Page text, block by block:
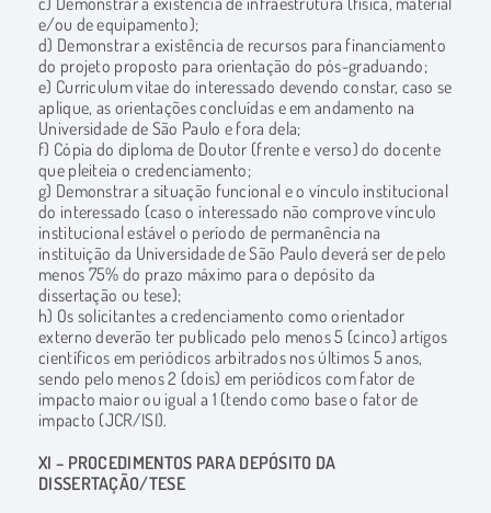
e/ou de equipamento);
d) Demonstrar a existência de recursos para financiamento
do projeto proposto para orientação do pós-graduando;
e) Curriculum vitae do interessado devendo constar, caso se
aplique, as orientações concluídas e em andamento na
Universidade de São Paulo e fora dela;
f) Cópia do diploma de Doutor (frente e verso) do docente
que pleiteia o credenciamento;
g) Demonstrar a situação funcional e o vínculo institucional
do interessado (caso o interessado não comprove vínculo
institucional estável o período de permanência na
instituição da Universidade de São Paulo deverá ser de pelo
menos 75% do prazo máximo para o depósito da
dissertação ou tese);
h) Os solicitantes a credenciamento como orientador
externo deverão ter publicado pelo menos 5 (cinco) artigos
científicos em periódicos arbitrados nos últimos 5 anos,
sendo pelo menos 2 (dois) em periódicos com fator de
impacto maior ou igual a 1 (tendo como base o fator de
impacto (JCR/ISI).
XI – PROCEDIMENTOS PARA DEPÓSITO DA
DISSERTAÇÃO/TESE